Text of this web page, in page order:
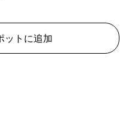
ション
ットに追加